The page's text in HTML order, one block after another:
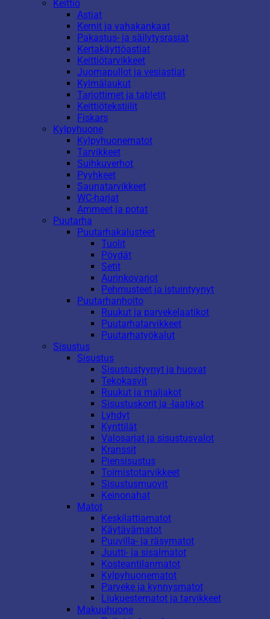
Keittiö
Astiat
Kernit ja vahakankaat
Pakastus- ja säilytysrasiat
Kertakäyttöastiat
Keittiötarvikkeet
Juomapullot ja vesiastiat
Kylmälaukut
Tarjottimet ja tabletit
Keittiötekstiilit
Fiskars
Kylpyhuone
Kylpyhuonematot
Tarvikkeet
Suihkuverhot
Pyyhkeet
Saunatarvikkeet
WC-harjat
Ammeet ja potat
Puutarha
Puutarhakalusteet
Tuolit
Pöydät
Setit
Aurinkovarjot
Pehmusteet ja istuintyynyt
Puutarhanhoito
Ruukut ja parvekelaatikot
Puutarhatarvikkeet
Puutarhatyökalut
Sisustus
Sisustus
Sisustustyynyt ja huovat
Tekokasvit
Ruukut ja maljakot
Sisustuskorit ja -laatikot
Lyhdyt
Kynttilät
Valosarjat ja sisustusvalot
Kranssit
Piensisustus
Toimistotarvikkeet
Sisustusmuovit
Keinonahat
Matot
Keskilattiamatot
Käytävämatot
Puuvilla- ja räsymatot
Juutti- ja sisalmatot
Kosteantilanmatot
Kylpyhuonematot
Parveke ja kynnysmatot
Liukuestematot ja tarvikkeet
Makuuhuone